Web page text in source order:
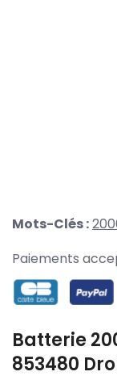
Mots-Clés :
Paiements
Batterie
853480